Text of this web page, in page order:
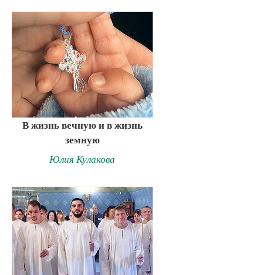
В жизнь вечную и в жизнь
земную
Юлия Кулакова